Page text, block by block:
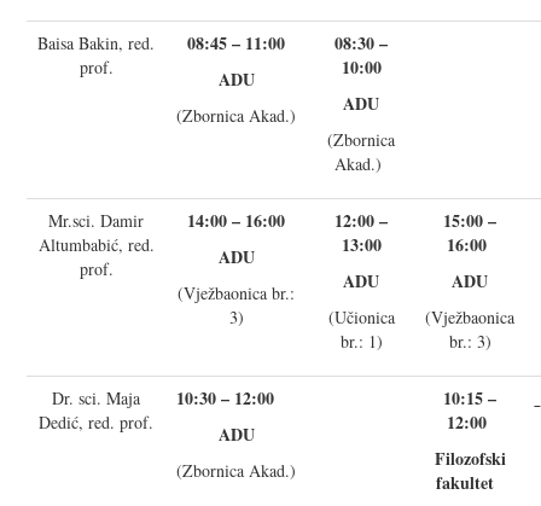
Baisa Bakin, red.
prof.
08:45 – 11:00
ADU
(Zbornica Akad.)
08:30 –
10:00
ADU
(Zbornica
Akad.)
Mr.sci. Damir
Altumbabić, red.
prof.
14:00 – 16:00
ADU
(Vježbaonica br.:
3)
12:00 –
13:00
ADU
(Učionica
br.: 1)
15:00 –
16:00
ADU
(Vježbaonica
br.: 3)
Dr. sci. Maja
Dedić, red. prof.
10:30 – 12:00
ADU
(Zbornica Akad.)
10:15 –
12:00
Filozofski
fakultet